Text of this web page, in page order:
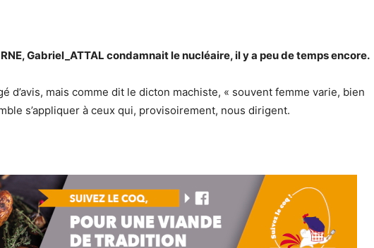
Gabriel_ATTAL condamnait le nucléaire, il y a peu de temps encore.
d’avis, mais comme dit le dicton machiste, « souvent femme varie, bien
s’appliquer à ceux qui, provisoirement, nous dirigent.